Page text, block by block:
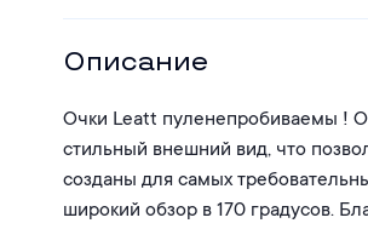
Описание
Очки Leatt пуленепробиваемы !
стильный внешний вид, что
созданы для самых
широкий обзор в 170 градусов.